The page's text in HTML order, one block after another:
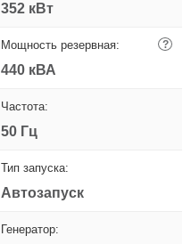
352 кВт
Мощность резервная: ?
440 кВА
Частота:
50 Гц
Тип запуска:
Автозапуск
Генератор: